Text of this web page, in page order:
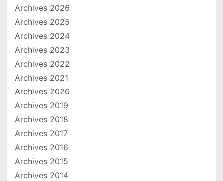
Archives 2026
Archives 2025
Archives 2024
Archives 2023
Archives 2022
Archives 2021
Archives 2020
Archives 2019
Archives 2018
Archives 2017
Archives 2016
Archives 2015
Archives 2014